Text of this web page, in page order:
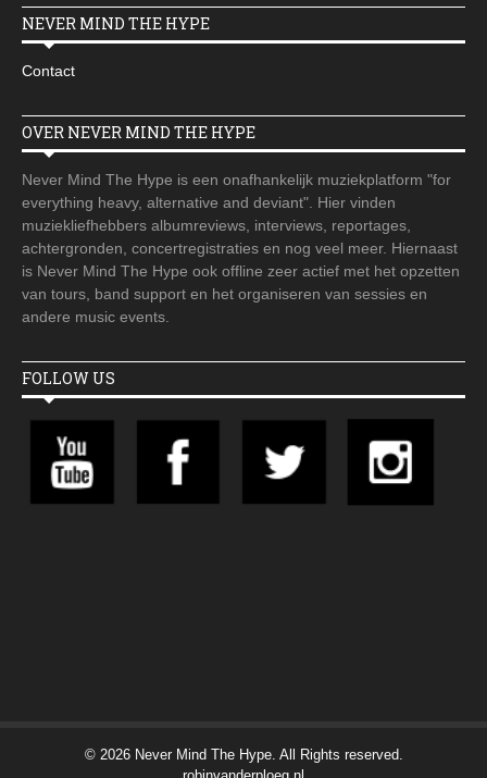
NEVER MIND THE HYPE
Contact
OVER NEVER MIND THE HYPE
Never Mind The Hype is een onafhankelijk muziekplatform "for
everything heavy, alternative and deviant". Hier vinden
muziekliefhebbers albumreviews, interviews, reportages,
achtergronden, concertregistraties en nog veel meer. Hiernaast
is Never Mind The Hype ook offline zeer actief met het opzetten
van tours, band support en het organiseren van sessies en
andere music events.
FOLLOW US
© 2026 Never Mind The Hype. All Rights reserved.